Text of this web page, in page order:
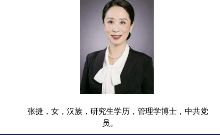
张捷，女，汉族，研究生学历，管理学博士，中共党
员。